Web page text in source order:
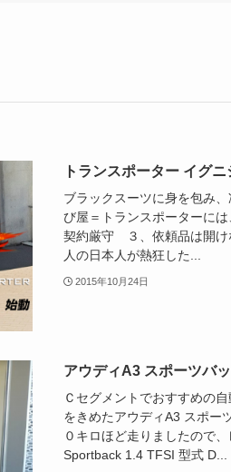
トランスポーター イグ
ブラックスーツに身を包み
び屋＝ト­ランスポーターに
契約厳守 ３、依頼品は開け
人の日本人が熱狂した...
2015年10月24日
アウディA3 スポーツバ
Ｃセグメントでおすすめの
をきめたアウディA3 スポー
０キロほど走りましたので
Sportback 1.4 TFSI 型式 D...